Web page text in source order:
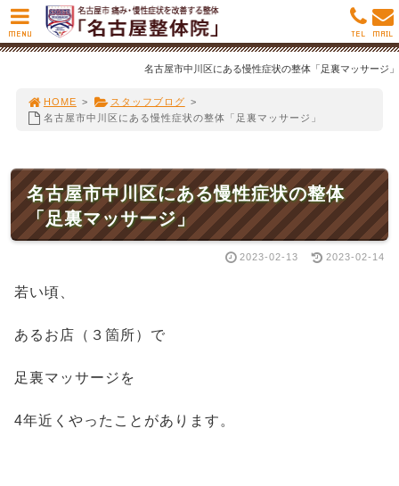
名古屋市中川区にある慢性症状の整体「足裏マッサージ」
HOME > スタッフブログ >
名古屋市中川区にある慢性症状の整体「足裏マッサージ」
名古屋市中川区にある慢性症状の整体
「足裏マッサージ」
2023-02-13 2023-02-14
若い頃、
あるお店（３箇所）で
足裏マッサージを
4年近くやったことがあります。
MENU MAIL
TEL